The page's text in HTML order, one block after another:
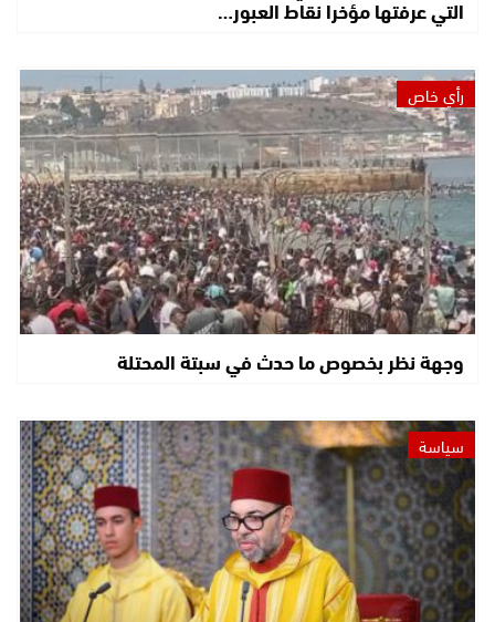
التي عرفتها مؤخرا نقاط العبور…
رأي خاص
وجهة نظر بخصوص ما حدث في سبتة المحتلة
سياسة